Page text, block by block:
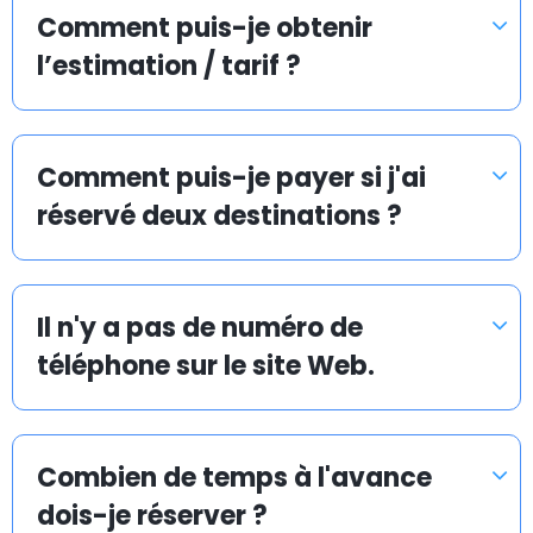
et rapide.
La mission d’Airport Taxis est de vous proposer une
navette d’aéroport en taxi abordable et efficace vers
et depuis tous les aéroports, ports de croisière et
gares ferroviaires.
Chez Airporttaxis.com, votre transfert en taxi coûte
35 % moins cher qu’un taxi normal pris sur place. Vous
pouvez aussi avoir la certitude que nous rendrons
votre transport en taxi vers un aéroport le plus
rapide, sûr et avantageux possible.
Comment puis-je obtenir
l’estimation / tarif ?
Comment puis-je payer si j'ai
réservé deux destinations ?
Il n'y a pas de numéro de
téléphone sur le site Web.
Combien de temps à l'avance
dois-je réserver ?